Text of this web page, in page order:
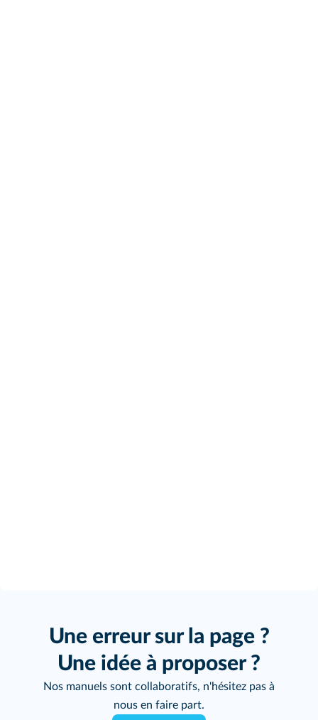
Une erreur sur la page ?
Une idée à proposer ?
Nos manuels sont collaboratifs, n'hésitez pas à
nous en faire part.